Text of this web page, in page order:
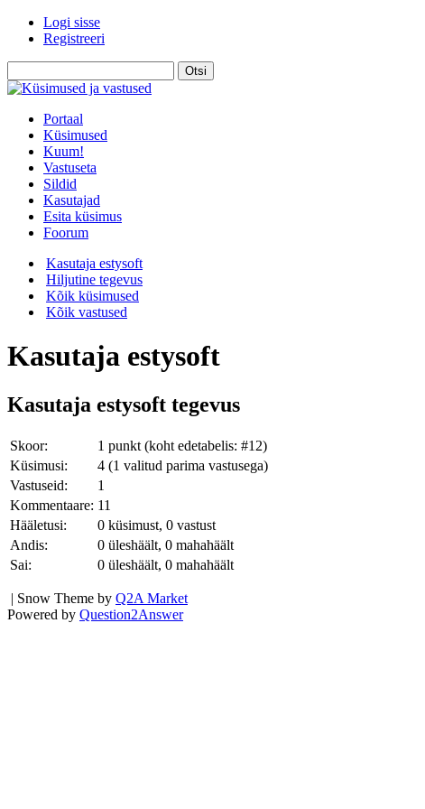
Logi sisse
Registreeri
Portaal
Küsimused
Kuum!
Vastuseta
Sildid
Kasutajad
Esita küsimus
Foorum
Kasutaja estysoft
Hiljutine tegevus
Kõik küsimused
Kõik vastused
Kasutaja estysoft
Kasutaja estysoft tegevus
Skoor: 1 punkt (koht edetabelis: #12)
Küsimusi:
4 (1 valitud parima vastusega)
Vastuseid:
1
Kommentaare: 11
Hääletusi:
0 küsimust, 0 vastust
Andis:
0 üleshäält, 0 mahahäält
Sai:
0 üleshäält, 0 mahahäält
| Snow Theme by Q2A Market
Powered by Question2Answer